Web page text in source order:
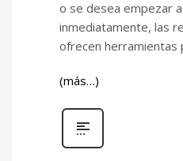
o se desea empezar
inmediatamente, las
ofrecen herramientas
(más…)